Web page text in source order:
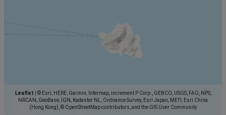
Leaflet
© Esri, HERE, Garmin, Intermap, increment P Corp., GEBCO, USGS, FAO, NPS,
NRCAN, GeoBase, IGN, Kadaster NL, Ordnance Survey, Esri Japan, METI, Esri China
(Hong Kong), © OpenStreetMap contributors, and the GIS User Community